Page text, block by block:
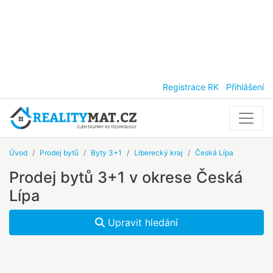
Registrace RK Přihlášení
Úvod Prodej bytů Byty 3+1 Liberecký kraj Česká Lípa
Prodej bytů 3+1 v okrese Česká
Lípa
Upravit hledání